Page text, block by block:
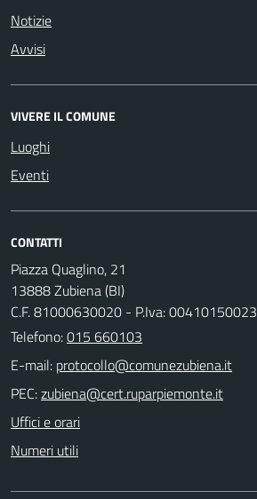
Notizie
Avvisi
VIVERE IL COMUNE
Luoghi
Eventi
CONTATTI
Piazza Quaglino, 21
13888 Zubiena (BI)
C.F. 81000630020 - P.Iva: 00410150023
Telefono:015 660103
E-mail:
PEC:
Uffici e orari
Numeri utili